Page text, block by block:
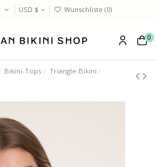
USD $ Wunschliste (0)
0
Bikini-Tops
Triangle-Bikini